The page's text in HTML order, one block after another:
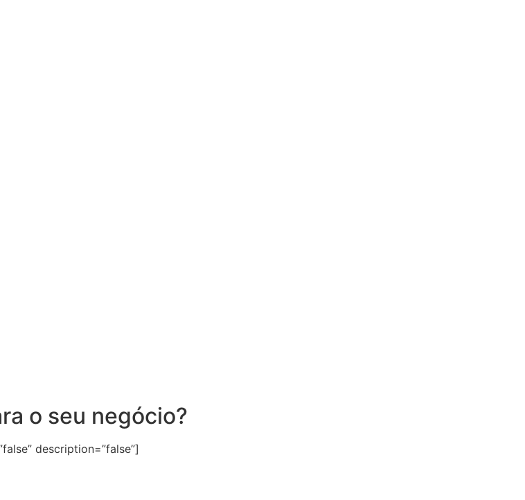
o seu negócio?
description=”false”]